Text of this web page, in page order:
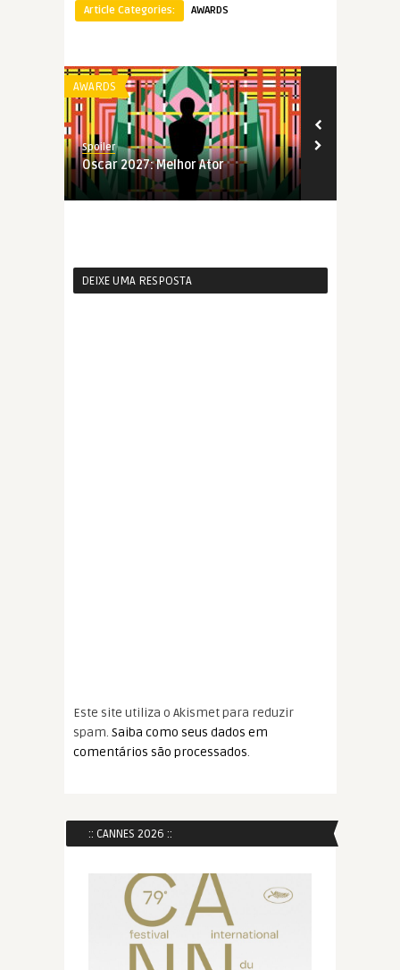
Article Categories:
AWARDS
AWARDS
Spoiler
Oscar 2027: Melhor Ator
DEIXE UMA RESPOSTA
Este site utiliza o Akismet para reduzir
spam. Saiba como seus dados em
comentários são processados.
:: CANNES 2026 ::